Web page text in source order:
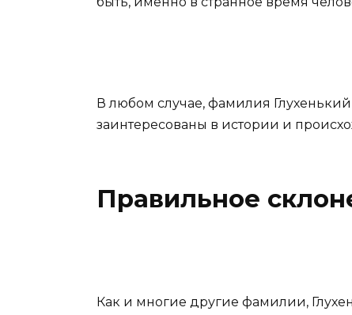
В любом случае, фамилия
заинтересованы в истории и
Правильное
Как и многие другие фамилии,